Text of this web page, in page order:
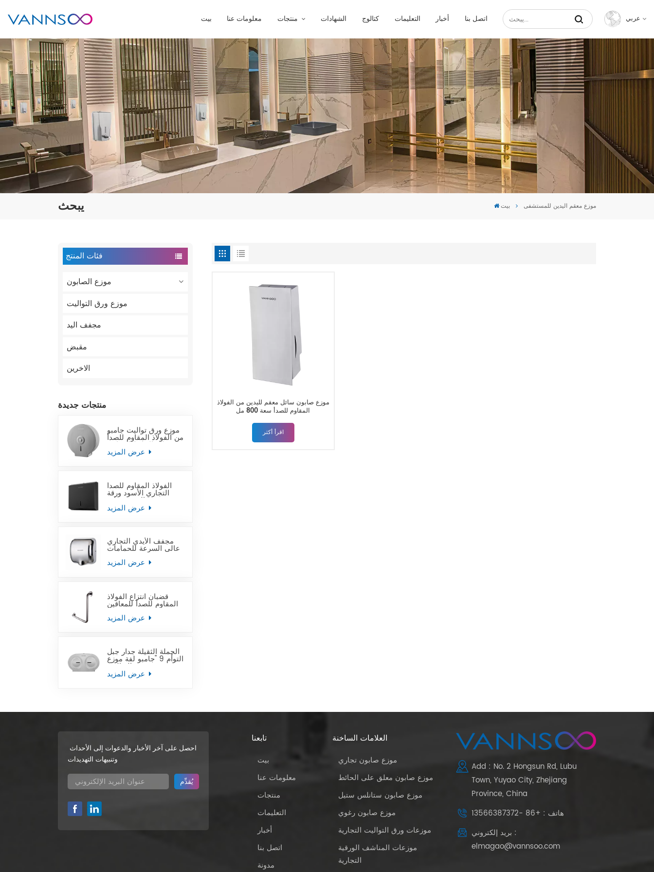
بيت معلومات عنا الشهادات كتالوج التعليمات أخبار اتصل بنا عربي
Français
Español
عربي
يبحث بيت موزع معقم اليدين للمستشفى
فئات المنتج
موزع الصابون
موزع ورق التواليت
مجفف اليد
مقبض
الاخرين
منتجات جديدة
موزع ورق تواليت جامبو
من الفولاذ المقاوم للصدأ
على الحائط التجاري
الفولاذ المقاوم للصدأ
التجاري الأسود ورقة
منشفة اليد موزعات
مجفف الأيدي التجاري
عالي السرعة للحمامات
قضبان انتزاع الفولاذ
المقاوم للصدأ للمعاقين
الجملة الثقيلة جدار جبل
التوأم 9 "جامبو لفة موزع
ورق التواليت
موزع صابون سائل معقم لليدين من الفولاذ
المقاوم للصدأ سعة 800 مل
اقرأ أكثر
تابعنا
بيت
معلومات عنا
منتجات
التعليمات
أخبار
اتصل بنا
مدونة
العلامات الساخنة
موزع صابون تجاري
موزع صابون معلق على الحائط
موزع صابون ستانلس ستيل
موزع صابون رغوي
موزعات ورق التواليت التجارية
موزعات المناشف الورقية
التجارية
Add : No. 2 Hongsun Rd, Lubu
Town, Yuyao City, Zhejiang
Province, China
هاتف : +86 -13566387372
بريد إلكتروني :
elmagao@vannsoo.com